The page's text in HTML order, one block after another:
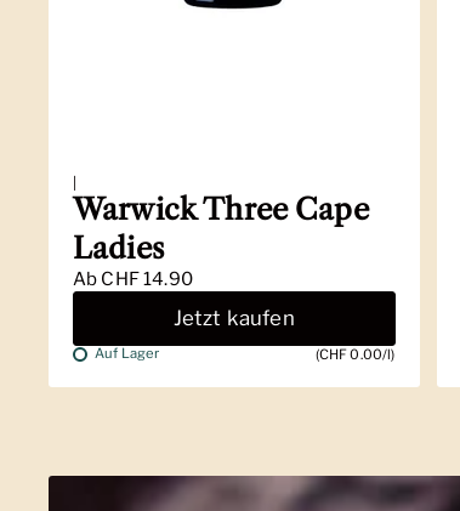
|
Warwick Three Cape
Ladies
Ab CHF 14.90
Jetzt kaufen
Auf Lager (CHF 0.00/l)